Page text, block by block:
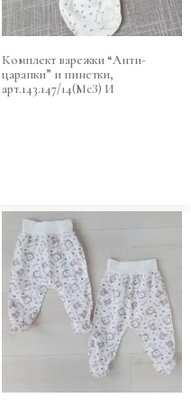
Комплект варежки “Анти-
царапки” и пинетки,
арт.143.147/14(МсЗ) И